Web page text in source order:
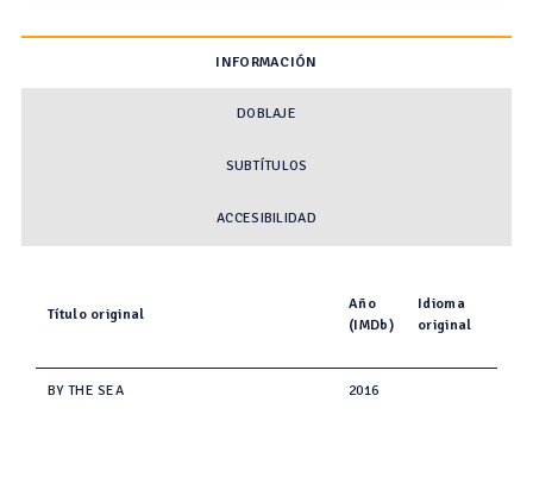
INFORMACIÓN
DOBLAJE
SUBTÍTULOS
ACCESIBILIDAD
Título original
Año
(IMDb)
Idioma
original
BY THE SEA 2016